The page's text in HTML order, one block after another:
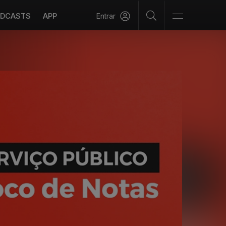
APP Entrar